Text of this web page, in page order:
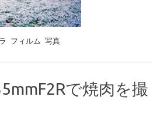
フィルム 写真
で焼肉を撮